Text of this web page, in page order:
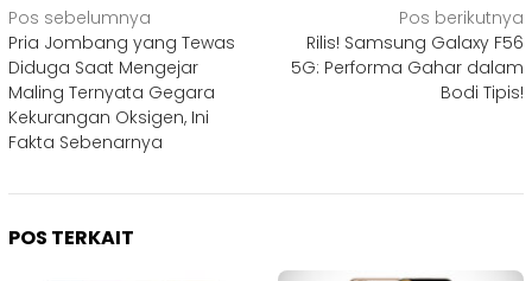
Navigasi
pos
Pos sebelumnya
Pria Jombang yang Tewas
Diduga Saat Mengejar
Maling Ternyata Gegara
Kekurangan Oksigen, Ini
Fakta Sebenarnya
Pos berikutnya
Rilis! Samsung Galaxy F56
5G: Performa Gahar dalam
Bodi Tipis!
POS TERKAIT